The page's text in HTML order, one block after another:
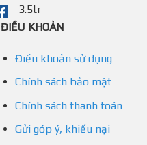
3.5tr
ĐIỀU KHOẢN
Điều khoản sử dụng
Chính sách bảo mật
Chính sách thanh toán
Gửi góp ý, khiếu nại